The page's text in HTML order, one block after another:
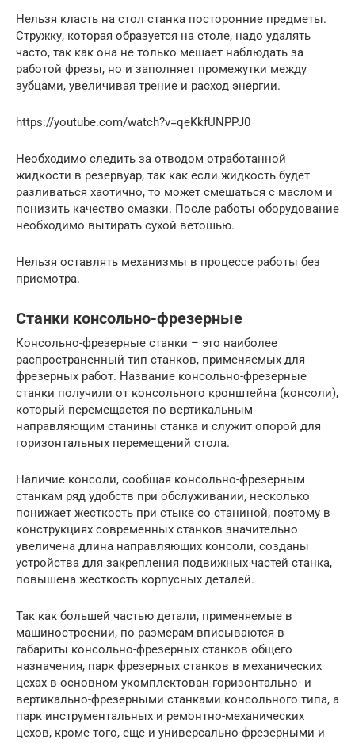
Нельзя класть на стол станка посторонние предметы.
Стружку, которая образуется на столе, надо удалять
часто, так как она не только мешает наблюдать за
работой фрезы, но и заполняет промежутки между
зубцами, увеличивая трение и расход энергии.
https://youtube.com/watch?v=qeKkfUNPPJ0
Необходимо следить за отводом отработанной
жидкости в резервуар, так как если жидкость будет
разливаться хаотично, то может смешаться с маслом и
понизить качество смазки. После работы оборудование
необходимо вытирать сухой ветошью.
Нельзя оставлять механизмы в процессе работы без
присмотра.
Станки консольно-фрезерные
Консольно-фрезерные станки – это наиболее
распространенный тип станков, применяемых для
фрезерных работ. Название консольно-фрезерные
станки получили от консольного кронштейна (консоли),
который перемещается по вертикальным
направляющим станины станка и служит опорой для
горизонтальных перемещений стола.
Наличие консоли, сообщая консольно-фрезерным
станкам ряд удобств при обслуживании, несколько
понижает жесткость при стыке со станиной, поэтому в
конструкциях современных станков значительно
увеличена длина направляющих консоли, созданы
устройства для закрепления подвижных частей станка,
повышена жесткость корпусных деталей.
Так как большей частью детали, применяемые в
машиностроении, по размерам вписываются в
габариты консольно-фрезерных станков общего
назначения, парк фрезерных станков в механических
цехах в основном укомплектован горизонтально- и
вертикально-фрезерными станками консольного типа, а
парк инструментальных и ремонтно-механических
цехов, кроме того, еще и универсально-фрезерными и